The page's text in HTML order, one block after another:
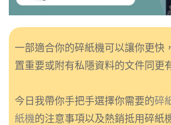
一部適合你的碎紙機可以讓你更快
置重要或附有私隱資料的文件同更
今日我帶你手把手選擇你需要的碎
紙機的注意事項以及熱銷抵用碎紙